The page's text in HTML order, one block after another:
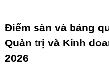
Điểm sàn và bảng
Quản trị và Kinh
2026